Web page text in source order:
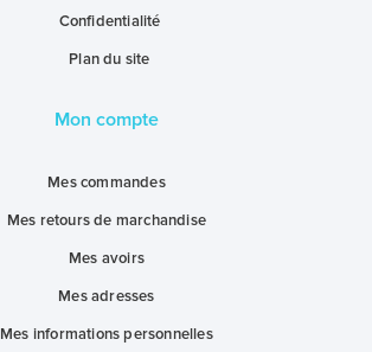
Confidentialité
Plan du site
Mon compte
Mes commandes
Mes retours de marchandise
Mes avoirs
Mes adresses
Mes informations personnelles